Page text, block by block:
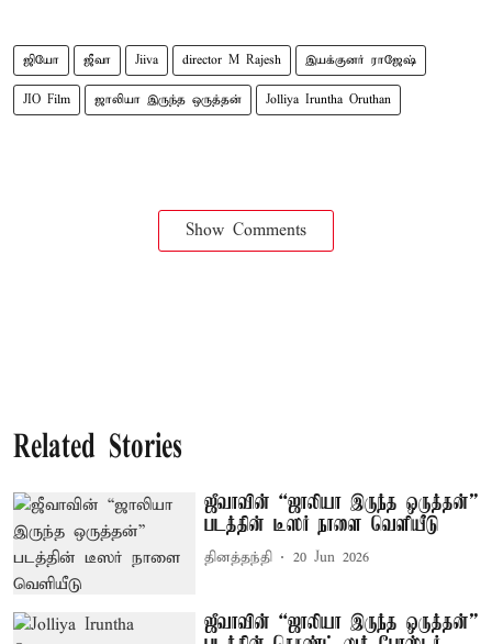
ஜியோ ஜீவா Jiiva director M Rajesh இயக்குனர் ராஜேஷ்
JIO Film ஜாலியா இருந்த ஒருத்தன் Jolliya Iruntha Oruthan
Show Comments
Related Stories
ஜீவாவின் “ஜாலியா இருந்த ஒருத்தன்”
படத்தின் டீஸர் நாளை வெளியீடு
தினத்தந்தி 20 Jun 2026
ஜீவாவின் “ஜாலியா இருந்த ஒருத்தன்”